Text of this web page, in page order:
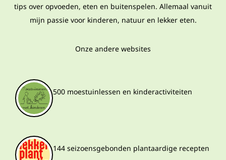
tips over opvoeden, eten en buitenspelen. Allemaal vanuit
mijn passie voor kinderen, natuur en lekker eten.
Onze andere websites
500 moestuinlessen en kinderactiviteiten
144 seizoensgebonden plantaardige recepten